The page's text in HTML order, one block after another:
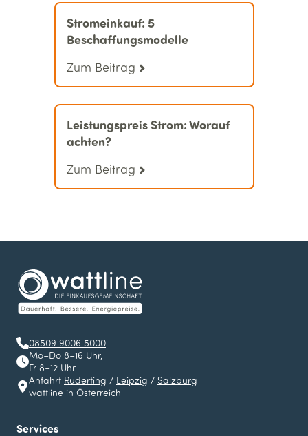
Stromeinkauf: 5
Beschaffungsmodelle
Zum Beitrag
Leistungspreis Strom: Worauf
achten?
Zum Beitrag
08509 9006 5000
Mo–Do 8–16 Uhr,
Fr 8–12 Uhr
Anfahrt Ruderting / Leipzig / Salzburg
wattline in Österreich
Services